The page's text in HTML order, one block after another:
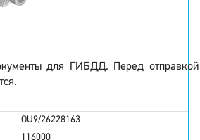
для ГИБДД. Перед отправкой
OU9/26228163
116000